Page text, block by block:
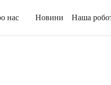
нас Новини
Наша